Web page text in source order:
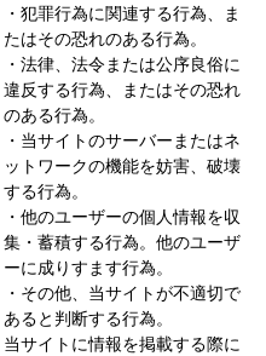
・犯罪行為に関連する行為、ま
たはその恐れのある行為。
・法律、法令または公序良俗に
違反する行為、またはその恐れ
のある行為。
・当サイトのサーバーまたはネ
ットワークの機能を妨害、破壊
する行為。
・他のユーザーの個人情報を収
集・蓄積する行為。他のユーザ
ーに成りすます行為。
・その他、当サイトが不適切で
あると判断する行為。
当サイトに情報を掲載する際に